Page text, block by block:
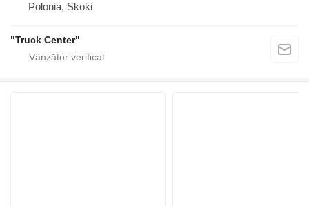
Polonia, Skoki
"Truck Center"